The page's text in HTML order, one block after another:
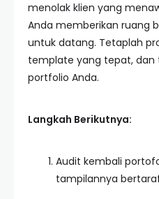
menolak klien yang
Anda memberikan ruang
untuk datang. Tetaplah
template yang tepat, dan
portfolio Anda.
Langkah Berikutnya:
Audit kembali
tampilannya